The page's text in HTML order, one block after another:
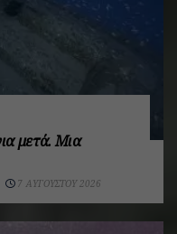
μετά. Mια
7 ΑΥΓΟΎΣΤΟΥ 2026